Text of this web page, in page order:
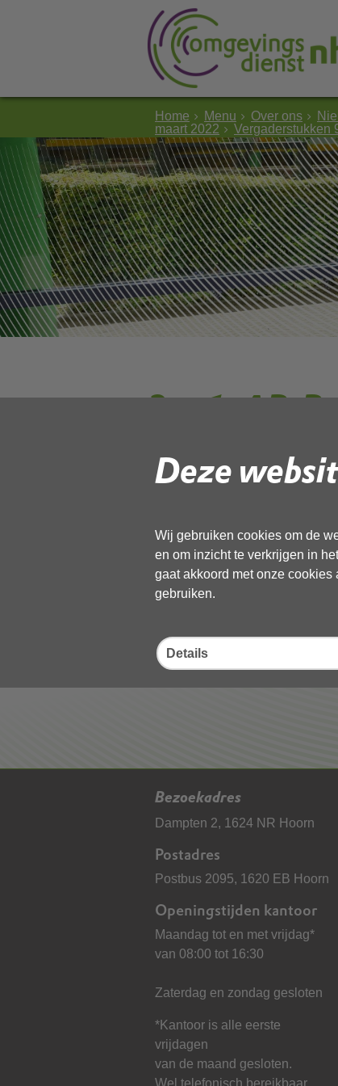
Deze
Wij gebruiken cookies om de
en om inzicht te verkrijgen in
gaat akkoord met onze
gebruiken.
Details
Home Menu Over ons
maart 2022
Vergaderstukken
2.a.1. AB-
2022
Download ‘2.a.1. AB-Besluit
01 december 2022,pdf, 81kB
Bezoekadres
Dampten 2, 1624 NR Hoorn
Postadres
Postbus 2095, 1620 EB Hoorn
Openingstijden kantoor
Maandag tot en met vrijdag*
van 08:00 tot 16:30
Zaterdag en zondag gesloten
*Kantoor is alle eerste
vrijdagen
van de maand gesloten.